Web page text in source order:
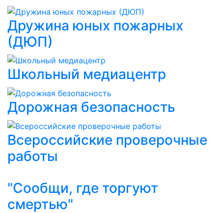
Дружина юных пожарных
(ДЮП)
Школьный медиацентр
Дорожная безопасность
Всероссийские проверочные
работы
"Сообщи, где торгуют
смертью"